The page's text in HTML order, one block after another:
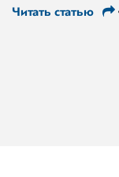
Читать статью